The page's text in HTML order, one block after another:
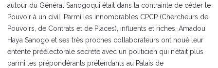
autour du Général Sanogoqui était dans la contrainte de céder le
Pouvoir à un civil. Parmi les innombrables CPCP (Chercheurs de
Pouvoirs, de Contrats et de Places), influents et riches, Amadou
Haya Sanogo et ses très proches collaborateurs ont noué leur
entente préélectorale secrète avec un politicien qui n’était plus
parmi les prépondérants prétendants au Palais de